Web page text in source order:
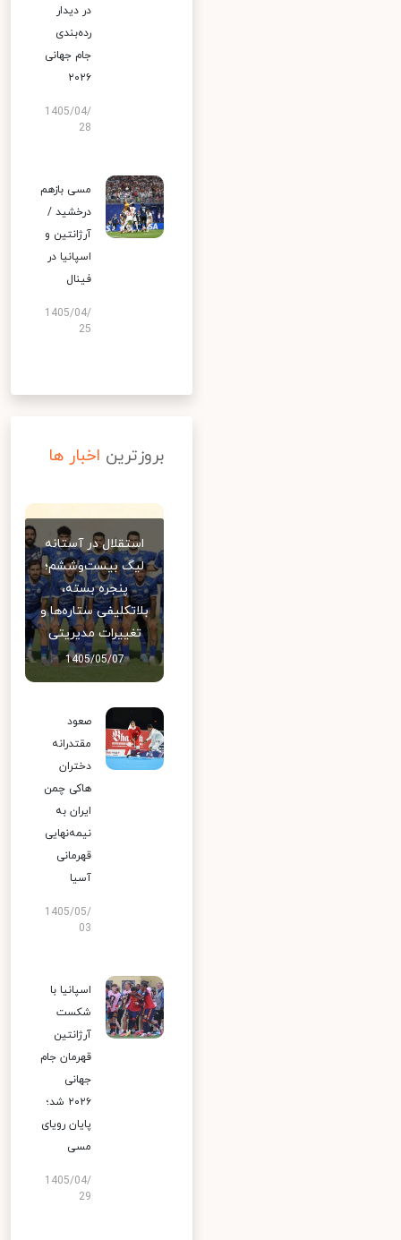
در دیدار
رده‌بندی
جام جهانی
۲۰۲۶
1405/04/
28
مسی بازهم
درخشید /
آرژانتین و
اسپانیا در
فینال
1405/04/
25
بروزترین اخبار ها
استقلال در آستانه
لیگ بیست‌وششم؛
پنجره بسته،
بلاتکلیفی ستاره‌ها و
تغییرات مدیریتی
1405/05/07
صعود
مقتدرانه
دختران
هاکی چمن
ایران به
نیمه‌نهایی
قهرمانی
آسیا
1405/05/
03
اسپانیا با
شکست
آرژانتین
قهرمان جام
جهانی
۲۰۲۶ شد؛
پایان رویای
مسی
1405/04/
29